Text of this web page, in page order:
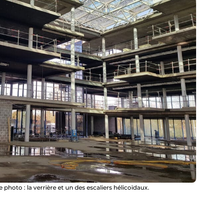
: la verrière et un des escaliers hélicoïdaux.